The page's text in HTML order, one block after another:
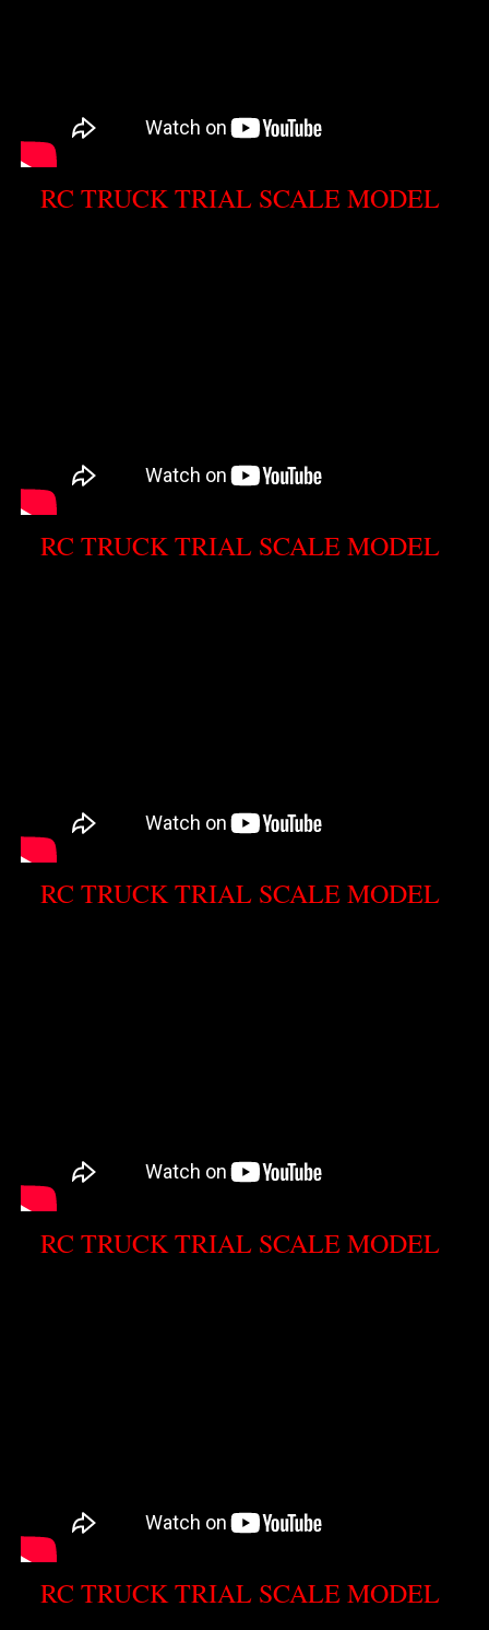
RC TRUCK TRIAL SCALE MODEL
RC TRUCK TRIAL SCALE MODEL
RC TRUCK TRIAL SCALE MODEL
RC TRUCK TRIAL SCALE MODEL
RC TRUCK TRIAL SCALE MODEL